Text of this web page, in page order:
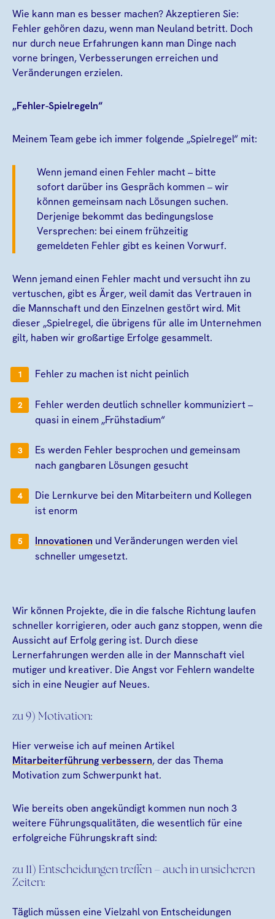
Wie kann man es besser machen? Akzeptieren Sie:
Fehler gehören dazu, wenn man Neuland betritt. Doch
nur durch neue Erfahrungen kann man Dinge nach
vorne bringen, Verbesserungen erreichen und
Veränderungen erzielen.
„Fehler-Spielregeln“
Meinem Team gebe ich immer folgende „Spielregel“ mit:
Wenn jemand einen Fehler macht – bitte
sofort darüber ins Gespräch kommen – wir
können gemeinsam nach Lösungen suchen.
Derjenige bekommt das bedingungslose
Versprechen: bei einem frühzeitig
gemeldeten Fehler gibt es keinen Vorwurf.
Wenn jemand einen Fehler macht und versucht ihn zu
vertuschen, gibt es Ärger, weil damit das Vertrauen in
die Mannschaft und den Einzelnen gestört wird. Mit
dieser „Spielregel, die übrigens für alle im Unternehmen
gilt, haben wir großartige Erfolge gesammelt.
Fehler zu machen ist nicht peinlich
Fehler werden deutlich schneller kommuniziert –
quasi in einem „Frühstadium“
Es werden Fehler besprochen und gemeinsam
nach gangbaren Lösungen gesucht
Die Lernkurve bei den Mitarbeitern und Kollegen
ist enorm
Innovationen und Veränderungen werden viel
schneller umgesetzt.
Wir können Projekte, die in die falsche Richtung laufen
schneller korrigieren, oder auch ganz stoppen, wenn die
Aussicht auf Erfolg gering ist. Durch diese
Lernerfahrungen werden alle in der Mannschaft viel
mutiger und kreativer. Die Angst vor Fehlern wandelte
sich in eine Neugier auf Neues.
zu 9) Motivation:
Hier verweise ich auf meinen Artikel
Mitarbeiterführung verbessern, der das Thema
Motivation zum Schwerpunkt hat.
Wie bereits oben angekündigt kommen nun noch 3
weitere Führungsqualitäten, die wesentlich für eine
erfolgreiche Führungskraft sind:
zu 11) Entscheidungen treffen – auch in unsicheren
Zeiten:
Täglich müssen eine Vielzahl von Entscheidungen